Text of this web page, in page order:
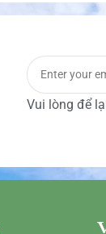
Vui lòng để